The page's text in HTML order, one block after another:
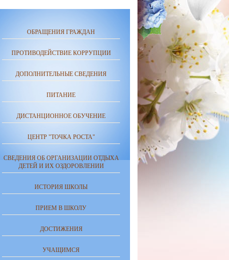
ОБРАЩЕНИЯ ГРАЖДАН
ПРОТИВОДЕЙСТВИЕ КОРРУПЦИИ
ДОПОЛНИТЕЛЬНЫЕ СВЕДЕНИЯ
ПИТАНИЕ
ДИСТАНЦИОННОЕ ОБУЧЕНИЕ
ЦЕНТР "ТОЧКА РОСТА"
СВЕДЕНИЯ ОБ ОРГАНИЗАЦИИ ОТДЫХА
ДЕТЕЙ И ИХ ОЗДОРОВЛЕНИИ
ИСТОРИЯ ШКОЛЫ
ПРИЕМ В ШКОЛУ
ДОСТИЖЕНИЯ
УЧАЩИМСЯ